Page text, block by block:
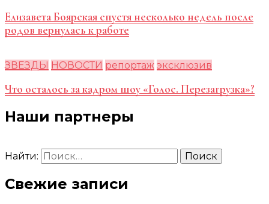
Елизавета Боярская спустя несколько недель после
родов вернулась к работе
ЗВЕЗДЫ НОВОСТИ репортаж эксклюзив
Что осталось за кадром шоу «Голос. Перезагрузка»?
Наши партнеры
Найти:
Свежие записи